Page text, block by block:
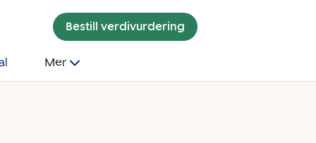
Bestill verdivurdering
Mer